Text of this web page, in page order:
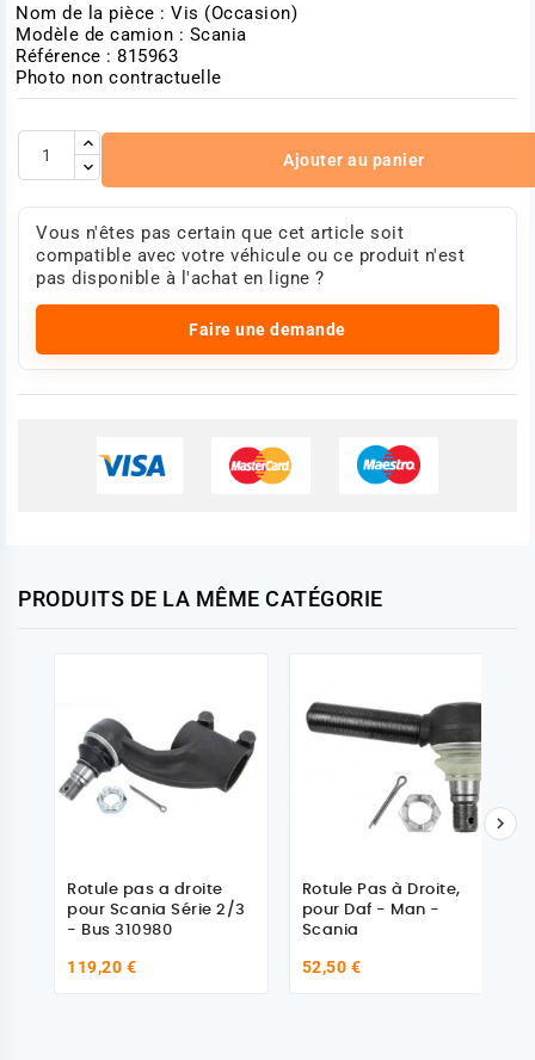
Nom de la pièce : Vis (Occasion)
Modèle de camion : Scania
Référence : 815963
Photo non contractuelle
Ajouter au panier
Vous n'êtes pas certain que cet article soit
compatible avec votre véhicule ou ce produit n'est
pas disponible à l'achat en ligne ?
Faire une demande
PRODUITS DE LA MÊME CATÉGORIE
Rotule pas a droite
pour Scania Série 2/3
- Bus 310980
119,20 €
Rotule Pas à Droite,
pour Daf - Man -
Scania
52,50 €
